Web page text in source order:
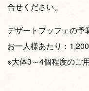
合せください。
デザートブッフェの予
お一人様あたり：
※大体3～4個程度のご